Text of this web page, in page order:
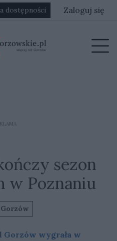
dostępności Zaloguj się
sezon
w Poznaniu
Gorzów
Gorzów wygrała w